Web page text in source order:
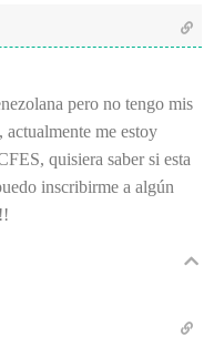
pero no tengo mis
actualmente me estoy
quisiera saber si esta
inscribirme a algún